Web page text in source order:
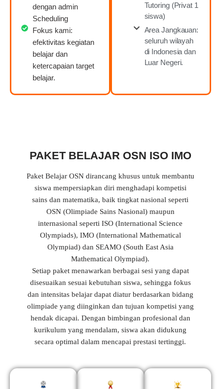
dengan admin
Scheduling
Fokus kami:
efektivitas kegiatan
belajar dan
ketercapaian target
belajar.
Tutoring (Privat 1
siswa)
Area Jangkauan:
seluruh wilayah
di Indonesia dan
Luar Negeri.
PAKET BELAJAR OSN ISO IMO
Paket Belajar OSN dirancang khusus untuk membantu
siswa mempersiapkan diri menghadapi kompetisi
sains dan matematika, baik tingkat nasional seperti
OSN (Olimpiade Sains Nasional) maupun
internasional seperti ISO (International Science
Olympiads), IMO (International Mathematical
Olympiad) dan SEAMO (South East Asia
Mathematical Olympiad).
Setiap paket menawarkan berbagai sesi yang dapat
disesuaikan sesuai kebutuhan siswa, sehingga fokus
dan intensitas belajar dapat diatur berdasarkan bidang
olimpiade yang diinginkan dan tujuan kompetisi yang
hendak dicapai. Dengan bimbingan profesional dan
kurikulum yang mendalam, siswa akan didukung
secara optimal dalam mencapai prestasi tertinggi.